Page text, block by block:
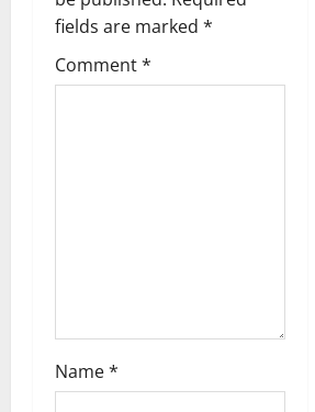
fields are marked *
Comment*
Name*